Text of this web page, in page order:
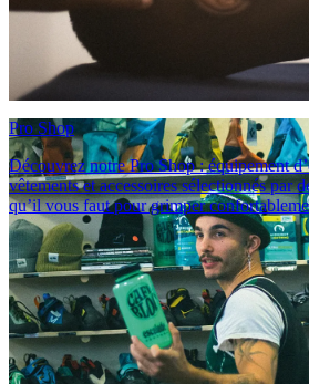
Pro Shop
Découvrez notre Pro Shop : équipement
vêtements et accessoires sélectionnés par
qu’il vous faut pour grimper